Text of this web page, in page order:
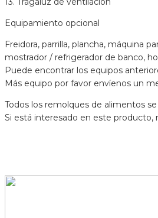
Equipamiento opcional
Freidora, parrilla, plancha, máquina
mostrador / refrigerador de banco,
Puede encontrar los equipos
Más equipo por favor envíenos un
Todos los remolques de alimentos
Si está interesado en este